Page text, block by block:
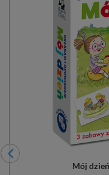
Mój